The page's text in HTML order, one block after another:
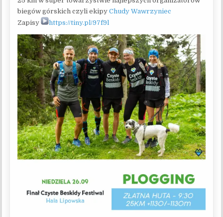
biegów górskich czyli ekipyChudy Wawrzyniec
Zapisy
https://tiny.pl/97f9l